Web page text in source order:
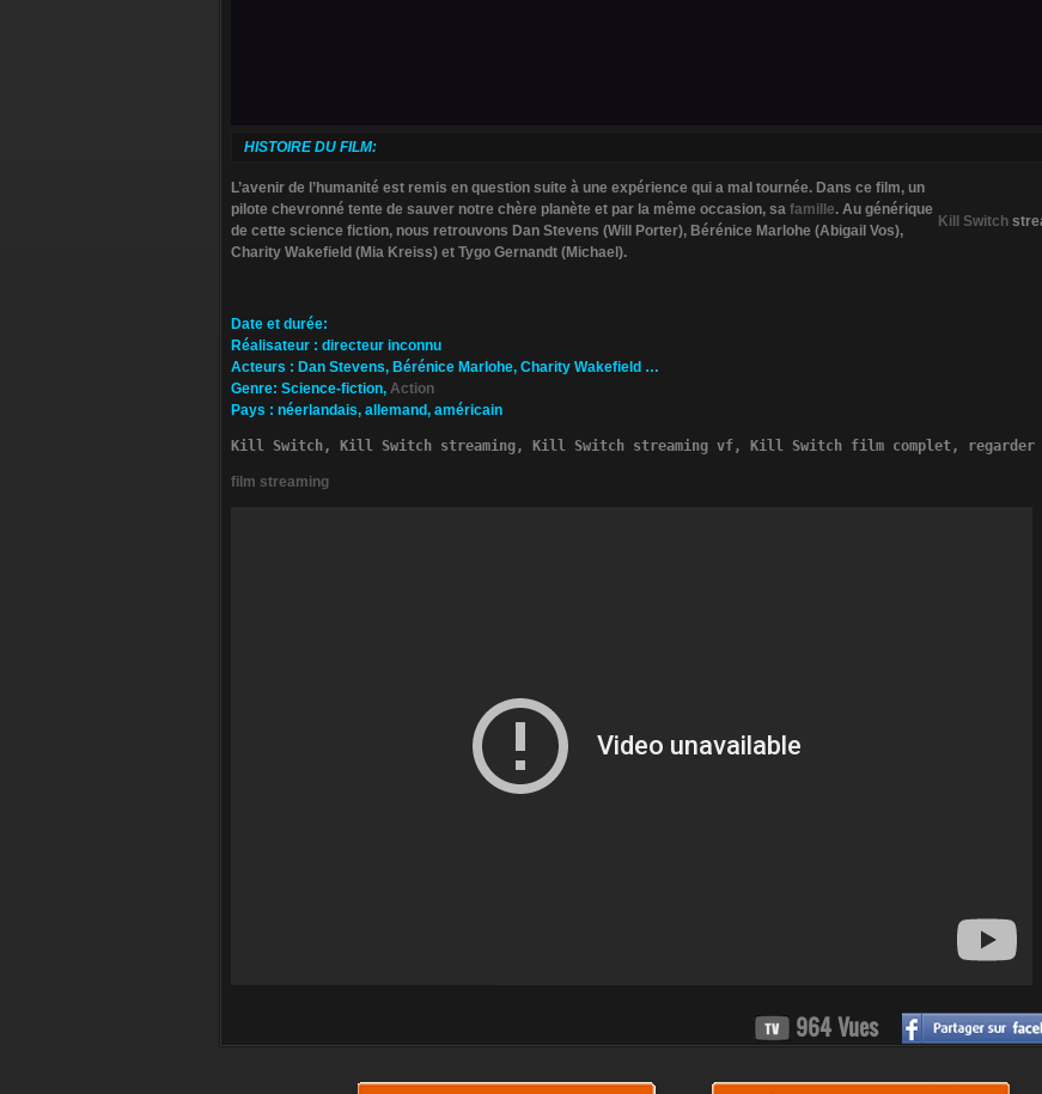
HISTOIRE DU FILM:
Kill Switch
L’avenir de l’humanité est remis en question suite à une expérience qui a mal tournée. Dans ce film, un
pilote chevronné tente de sauver notre chère planète et par la même occasion, sa famille. Au générique
de cette science fiction, nous retrouvons Dan Stevens (Will Porter), Bérénice Marlohe (Abigail Vos),
Charity Wakefield (Mia Kreiss) et Tygo Gernandt (Michael).
Da­te et durée:
Ré­alisateur : directeur inconnu
Ac­teurs : Dan Stevens, Bérénice Marlohe, Charity Wakefield …
Ge­nre: Science-fiction, Action
Pa­ys : néerlandais, allemand, américain
Kill Switch, Kill Switch streaming, Kill Switch streaming vf, Kill Switch film complet, regarder
film streaming
964 Vues